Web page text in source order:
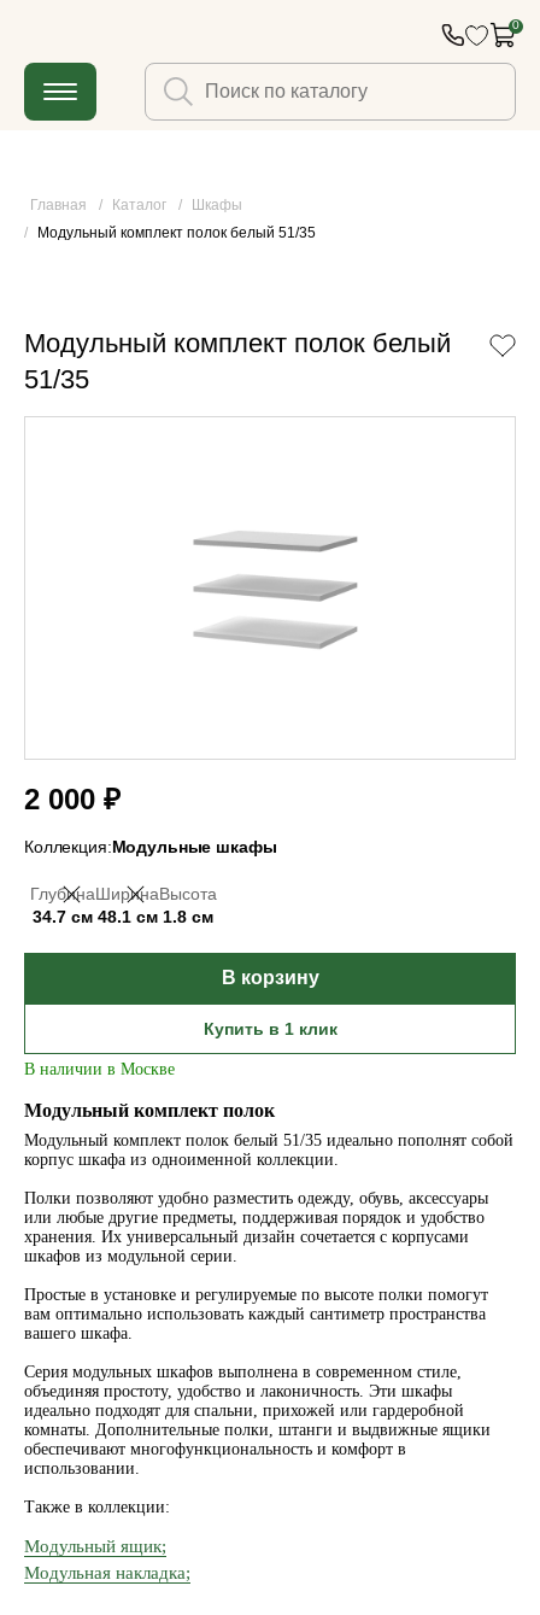
0
Главная / Каталог /
Шкафы
/
Модульный комплект полок белый 51/35
Модульный комплект полок белый
51/35
2 000 ₽
Коллекция:Модульные шкафы
Глубина
34.7 см
Ширина
48.1 см
Высота
1.8 см
В корзину
Купить в 1 клик
В наличии в Москве
Модульный комплект полок
Модульный комплект полок белый 51/35 идеально пополнят собой
корпус шкафа из одноименной коллекции.
Полки позволяют удобно разместить одежду, обувь, аксессуары
или любые другие предметы, поддерживая порядок и удобство
хранения. Их универсальный дизайн сочетается с корпусами
шкафов из модульной серии.
Простые в установке и регулируемые по высоте полки помогут
вам оптимально использовать каждый сантиметр пространства
вашего шкафа.
Серия модульных шкафов выполнена в современном стиле,
объединяя простоту, удобство и лаконичность. Эти шкафы
идеально подходят для спальни, прихожей или гардеробной
комнаты. Дополнительные полки, штанги и выдвижные ящики
обеспечивают многофункциональность и комфорт в
использовании.
Также в коллекции:
Модульный ящик;
Модульная накладка;